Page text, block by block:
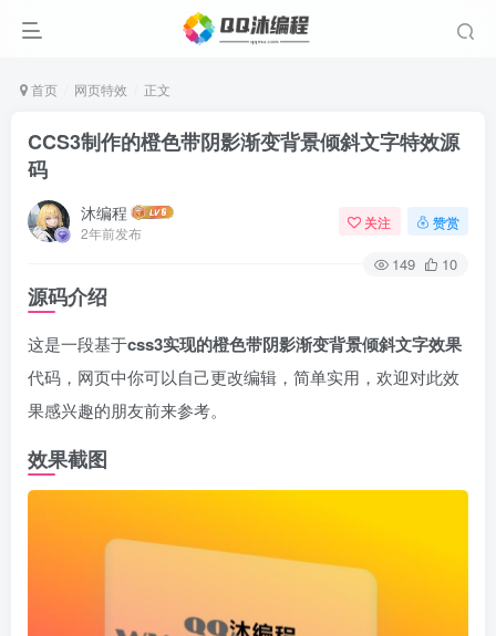
首页 网页特效 正文
CCS3制作的橙色带阴影渐变背景倾斜文字特效源
码
沐编程
2年前发布
关注 赞赏
149 10
源码介绍
这是一段基于css3实现的橙色带阴影渐变背景倾斜文字效果
代码，网页中你可以自己更改编辑，简单实用，欢迎对此效
果感兴趣的朋友前来参考。
效果截图